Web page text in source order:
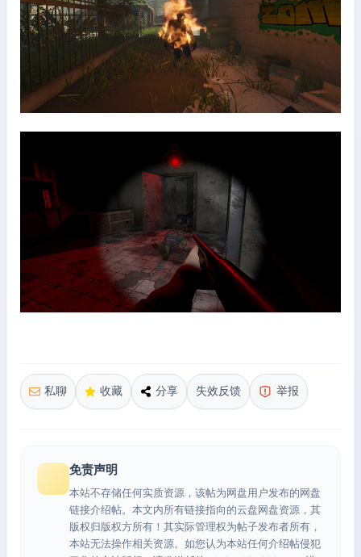
私聊 收藏 分享 失效反馈 举报
免责声明
本站不存储任何实质资源，该帖为网盘用户发布的网盘
链接介绍帖。本文内所有链接指向的云盘网盘资源，其
版权归版权方所有！其实际管理权为帖子发布者所有，
本站无法操作相关资源。如您认为本站任何介绍帖侵犯